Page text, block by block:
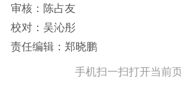
审核：陈占友
校对：吴沁彤
责任编辑：郑晓鹏
手机扫一扫打开当前